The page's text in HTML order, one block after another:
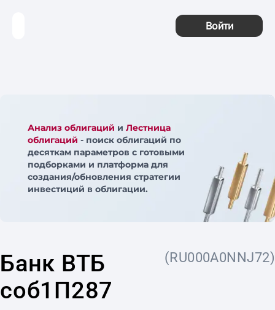
Войти
Анализ облигаций и Лестница
облигаций - поиск облигаций по
десяткам параметров с готовыми
подборками и платформа для
создания/обновления стратегии
инвестиций в облигации.
Банк ВТБ
соб1П287
(RU000A0NNJ72)